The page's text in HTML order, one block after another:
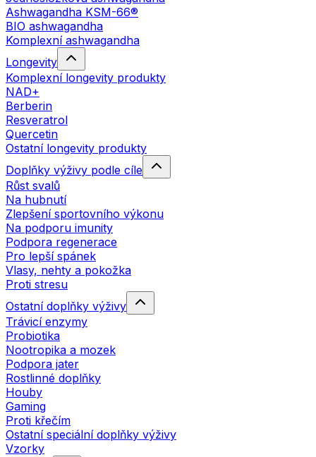
Ashwagandha KSM-66®
BIO ashwagandha
Komplexní ashwagandha
Longevity
Komplexní longevity produkty
NAD+
Berberin
Resveratrol
Quercetin
Ostatní longevity produkty
Doplňky výživy podle cíle
Růst svalů
Na hubnutí
Zlepšení sportovního výkonu
Na podporu imunity
Podpora regenerace
Pro lepší spánek
Vlasy, nehty a pokožka
Proti stresu
Ostatní doplňky výživy
Trávicí enzymy
Probiotika
Nootropika a mozek
Podpora jater
Rostlinné doplňky
Houby
Gaming
Proti křečím
Ostatní speciální doplňky výživy
Vzorky